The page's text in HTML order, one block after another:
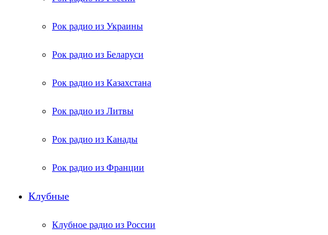
Рок радио из Украины
Рок радио из Беларуси
Рок радио из Казахстана
Рок радио из Литвы
Рок радио из Канады
Рок радио из Франции
Клубные
Клубное радио из России